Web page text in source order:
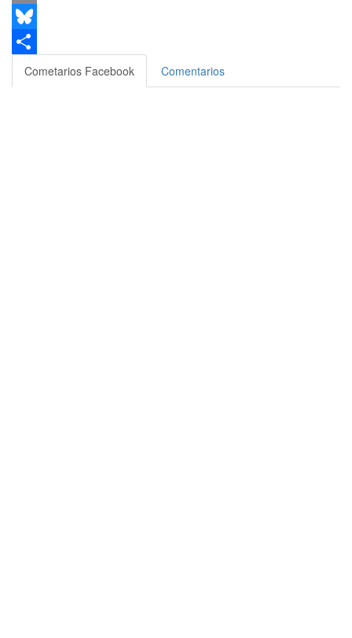
Email
Bluesky
Compartir
Cometarios Facebook Comentarios